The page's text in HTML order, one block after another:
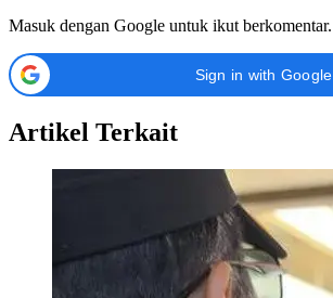
Masuk dengan Google untuk ikut berkomentar.
Sign in with Google
Artikel Terkait